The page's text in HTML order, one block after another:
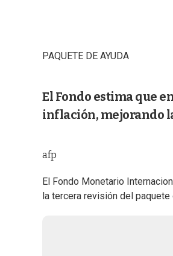
PAQUETE DE AYUDA
El Fondo estima que
inflación, mejorando
afp
El Fondo Monetario
la tercera revisión del paquete